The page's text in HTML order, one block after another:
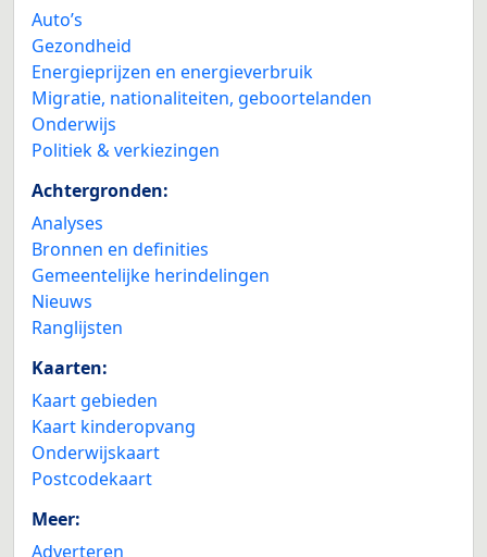
Auto’s
Gezondheid
Energieprijzen en energieverbruik
Migratie, nationaliteiten, geboortelanden
Onderwijs
Politiek & verkiezingen
Achtergronden:
Analyses
Bronnen en definities
Gemeentelijke herindelingen
Nieuws
Ranglijsten
Kaarten:
Kaart gebieden
Kaart kinderopvang
Onderwijskaart
Postcodekaart
Meer:
Adverteren